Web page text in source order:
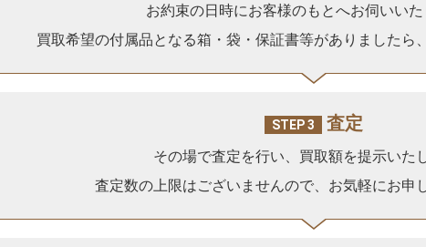
お約束の日時にお客様のもとへお伺いいた
買取希望の付属品となる箱・袋・保証書等がありましたら
STEP 3 査定
その場で査定を行い、買取額を提示いた
査定数の上限はございませんので、お気軽にお申